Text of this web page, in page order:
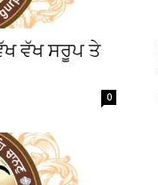
ਵੱਖ ਸਰੂਪ ਤੇ
0